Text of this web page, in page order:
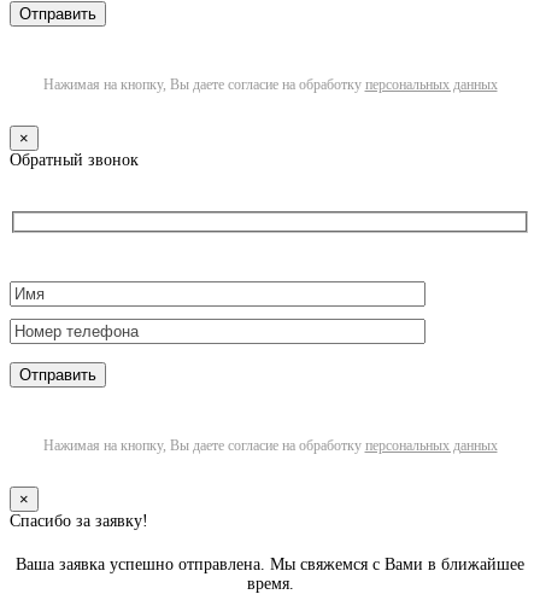
Нажимая на кнопку, Вы даете согласие на обработку персональных данных
×
Обратный звонок
Нажимая на кнопку, Вы даете согласие на обработку персональных данных
×
Спасибо за заявку!
Ваша заявка успешно отправлена. Мы свяжемся с Вами в ближайшее
время.